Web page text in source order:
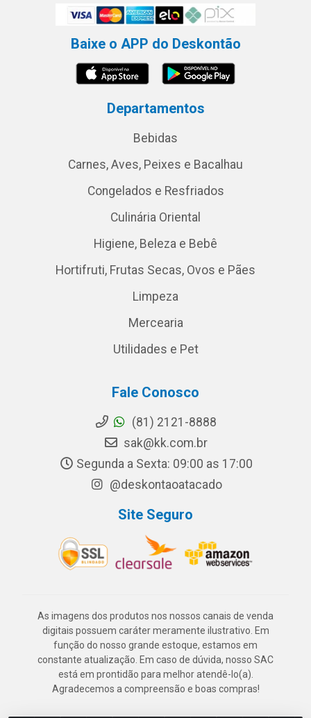
Baixe o APP do Deskontão
Departamentos
Bebidas
Carnes, Aves, Peixes e Bacalhau
Congelados e Resfriados
Culinária Oriental
Higiene, Beleza e Bebê
Hortifruti, Frutas Secas, Ovos e Pães
Limpeza
Mercearia
Utilidades e Pet
Fale Conosco
(81) 2121-8888
sak@kk.com.br
Segunda a Sexta: 09:00 as 17:00
@deskontaoatacado
Site Seguro
As imagens dos produtos nos nossos canais de venda
digitais possuem caráter meramente ilustrativo. Em
função do nosso grande estoque, estamos em
constante atualização. Em caso de dúvida, nosso SAC
está em prontidão para melhor atendê-lo(a).
Agradecemos a compreensão e boas compras!